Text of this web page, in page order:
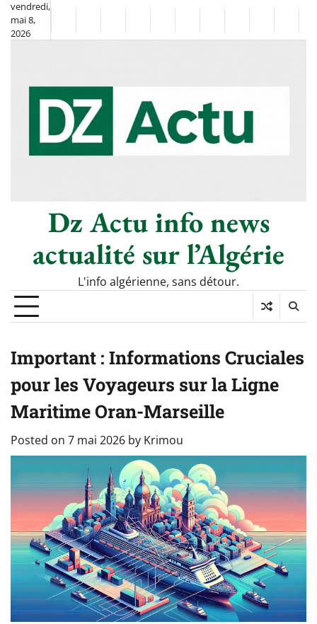
Skip
content
vendredi,
mai 8,
2026
FlashSportclasséDiasporaChronique
Le
Thé
SociétéCultureMondeÉconomie
Tech
Dz Actu info news
actualité sur l’Algérie
L'info algérienne, sans détour.
Important : Informations Cruciales
pour les Voyageurs sur la Ligne
Maritime Oran-Marseille
Posted on 7 mai 2026 by Krimou